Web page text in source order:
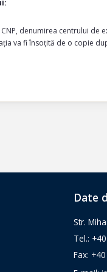
denumirea centrului de
va fi însoțită de o copie
Date
Str.
Tel.:
Fax: